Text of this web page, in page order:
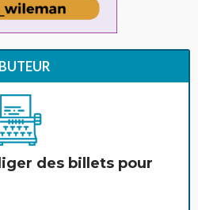
des billets pour